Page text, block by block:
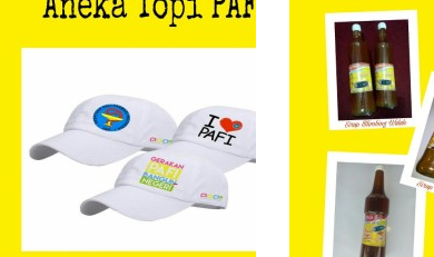
Aneka Topi PAFI
PAFI
Aneka